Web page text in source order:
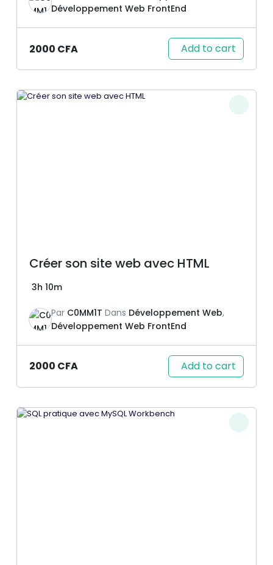
Développement Web FrontEnd
2000 CFA Add to cart
Créer son site web avec HTML
3h 10m
Par C0MM1T Dans Développement Web,
Développement Web FrontEnd
2000 CFA Add to cart